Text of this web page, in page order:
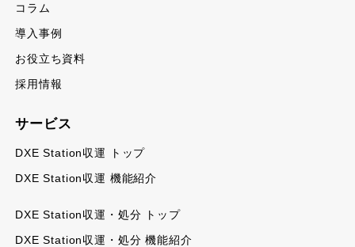
コラム
導入事例
お役立ち資料
採用情報
サービス
DXE Station収運 トップ
DXE Station収運 機能紹介
DXE Station収運・処分 トップ
DXE Station収運・処分 機能紹介